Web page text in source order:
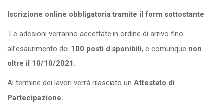
Iscrizione online obbligatoria tramite il form sottostante
Le adesioni verranno accettate in ordine di arrivo fino
all’esaurimento dei 100 posti disponibili, e comunque non
oltre il 10/10/2021.
Al termine dei lavori verrà rilasciato un Attestato di
Partecipazione.